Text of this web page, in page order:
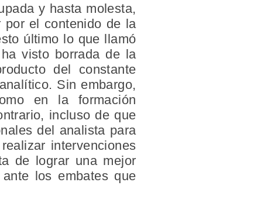
y hasta molesta,
por el contenido de la
último lo que llamó
visto borrada de la
del constante
Sin embargo,
en la formación
incluso de que
del analista para
intervenciones
de lograr una mejor
los embates que